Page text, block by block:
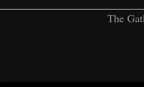
The